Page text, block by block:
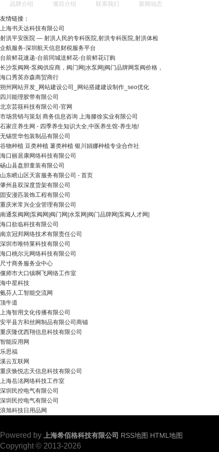
品牌介绍 项目介绍 联系我们 新闻动态
友情链接：
上海书天达科技有限公司
射洪平安医院 ― 射洪人民的专科医院,射洪专科医院,射洪体检
企航服务-深圳航天信息财税服务平台
台前鲜花速递-台前同城送鲜花-台前鲜花订购
长沙泵阀网-泵阀供应商，阀门网|水泵网|阀门品牌网泵阀价格，
海口秀英亦森商贸商行
朔州网站开发_网站建设公司_网站搭建建设制作_seo优化
四川能理胶带有限公司
北京芸筱科技有限公司-官网
市场营销与策划 商务信息咨询 上海滕徐实业有限公司
石家庄养生网 - 四季养生知识大全,中医养生馆-养生地!
无锡世华包装制品有限公司
谷物种植 豆类种植 薯类种植 银川娟娜种植专业合作社
海口丽居康网络科技有限公司
砀山县盘胆童装有限公司
山东崂山区天富服务有限公司 - 首页
肇州县双深度货架有限公司
固安漫匹装饰工程有限公司
重庆米常兴企业管理有限公司
南通泵阀网|泵阀网|阀门网|水泵网|阀门品牌网|泵阀人才网|
海口欲临科技有限公司
南京冠邦网络技术有限责任公司
深圳市唯特莱科技有限公司
海口桃尔元网络科技有限公司
尺寸商务服务业中心
偃师市大口镇啊飞网络工作室
海中星科技
氨芬人工智能交流网
顶牛道
上海智用文化传播有限公司
安平县方和丝网制品有限公司商铺
重庆隆优西翔信息科技有限公司
智能应用网
乐思福
溪云互联网
重庆焕悦志天信息科技有限公司
上海岳洺网络科技工作室
深圳民控电气有限公司
深圳民控电气有限公司
浪旭科技日用品网
Powered by 上海希佰格科技有限公司 RSS地图 HTML地图
Copyright © 2013-2026